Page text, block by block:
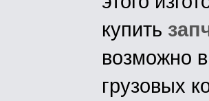
купить
возможно
грузовых